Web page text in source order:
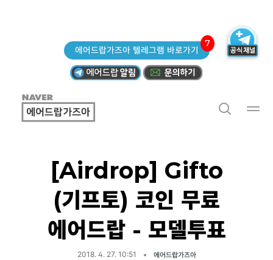
에어드랍가즈아 텔레그램 바로가기
7
[Airdrop] Gifto
(기프토) 코인 무료
에어드랍 - 모델투표
2018. 4. 27. 10:51 에어드랍가즈아